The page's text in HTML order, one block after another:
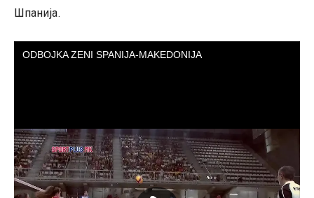
Шпанија.